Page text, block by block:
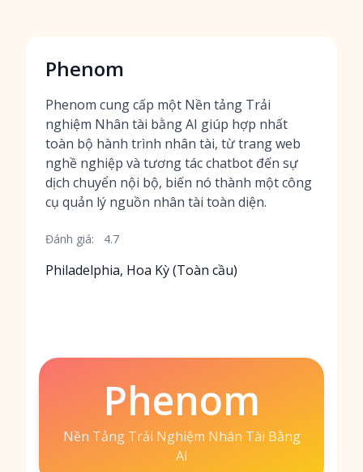
Phenom
Phenom cung cấp một Nền tảng Trải
nghiệm Nhân tài bằng AI giúp hợp nhất
toàn bộ hành trình nhân tài, từ trang web
nghề nghiệp và tương tác chatbot đến sự
dịch chuyển nội bộ, biến nó thành một công
cụ quản lý nguồn nhân tài toàn diện.
Đánh giá: 4.7
Philadelphia, Hoa Kỳ (Toàn cầu)
Phenom
Nền Tảng Trải Nghiệm Nhân Tài Bằng
AI